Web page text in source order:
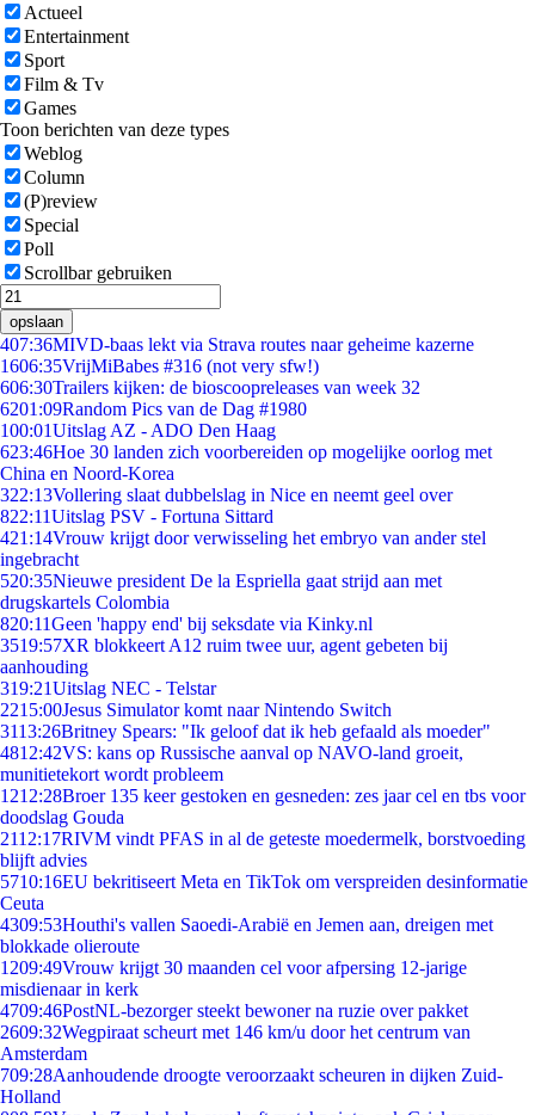
Actueel
Entertainment
Sport
Film & Tv
Games
Toon berichten van deze types
Weblog
Column
(P)review
Special
Poll
Scrollbar gebruiken
opslaan
407:36MIVD-baas lekt via Strava routes naar geheime kazerne
1606:35VrijMiBabes #316 (not very sfw!)
606:30Trailers kijken: de bioscoopreleases van week 32
6201:09Random Pics van de Dag #1980
100:01Uitslag AZ - ADO Den Haag
623:46Hoe 30 landen zich voorbereiden op mogelijke oorlog met
China en Noord-Korea
322:13Vollering slaat dubbelslag in Nice en neemt geel over
822:11Uitslag PSV - Fortuna Sittard
421:14Vrouw krijgt door verwisseling het embryo van ander stel
ingebracht
520:35Nieuwe president De la Espriella gaat strijd aan met
drugskartels Colombia
820:11Geen 'happy end' bij seksdate via Kinky.nl
3519:57XR blokkeert A12 ruim twee uur, agent gebeten bij
aanhouding
319:21Uitslag NEC - Telstar
2215:00Jesus Simulator komt naar Nintendo Switch
3113:26Britney Spears: "Ik geloof dat ik heb gefaald als moeder"
4812:42VS: kans op Russische aanval op NAVO-land groeit,
munitietekort wordt probleem
1212:28Broer 135 keer gestoken en gesneden: zes jaar cel en tbs voor
doodslag Gouda
2112:17RIVM vindt PFAS in al de geteste moedermelk, borstvoeding
blijft advies
5710:16EU bekritiseert Meta en TikTok om verspreiden desinformatie
Ceuta
4309:53Houthi's vallen Saoedi-Arabië en Jemen aan, dreigen met
blokkade olieroute
1209:49Vrouw krijgt 30 maanden cel voor afpersing 12-jarige
misdienaar in kerk
4709:46PostNL-bezorger steekt bewoner na ruzie over pakket
2609:32Wegpiraat scheurt met 146 km/u door het centrum van
Amsterdam
709:28Aanhoudende droogte veroorzaakt scheuren in dijken Zuid-
Holland